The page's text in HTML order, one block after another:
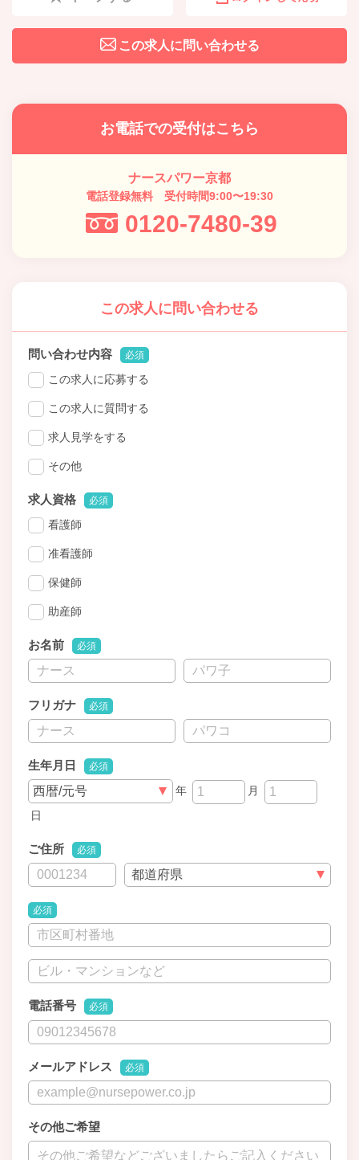
この求人に問い合わせる
お電話での受付はこちら
ナースパワー京都
電話登録無料 受付時間9:00〜19:30
0120-7480-39
この求人に問い合わせる
問い合わせ内容 必須
この求人に応募する
この求人に質問する
求人見学をする
その他
求人資格 必須
看護師
准看護師
保健師
助産師
お名前 必須
フリガナ 必須
生年月日 必須
年
月
日
ご住所 必須
必須
電話番号 必須
メールアドレス 必須
その他ご希望